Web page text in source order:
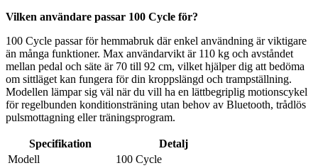
Vilken användare passar 100 Cycle för?
100 Cycle passar för hemmabruk där enkel användning är viktigare
än många funktioner. Max användarvikt är 110 kg och avståndet
mellan pedal och säte är 70 till 92 cm, vilket hjälper dig att bedöma
om sittläget kan fungera för din kroppslängd och trampställning.
Modellen lämpar sig väl när du vill ha en lättbegriplig motionscykel
för regelbunden konditionsträning utan behov av Bluetooth, trådlös
pulsmottagning eller träningsprogram.
Specifikation
Detalj
Modell
100 Cycle